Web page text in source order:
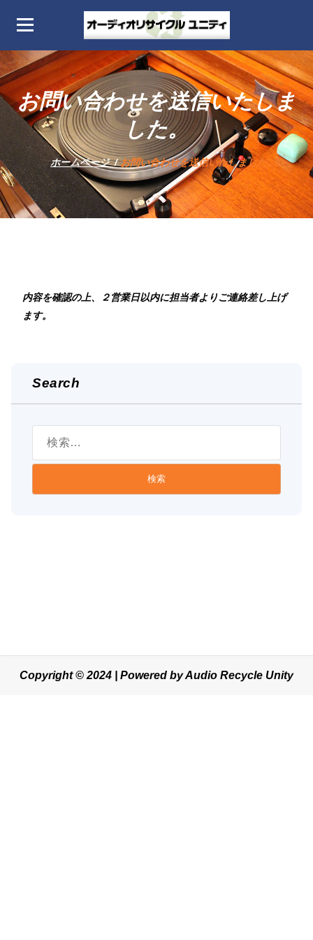
ン
ツ
へ
ッ
プ
オーディオリサイクル
ィ
Audio Recycle Unity home page
お問い合わせを送信いたしま
した。
ホームページ/お問い合わせを送信いたしました。
内容を確認の上、２営業日以内に担当者よりご連絡差し上げ
ます。
Search
Copyright © 2024 | Powered by Audio Recycle Unity